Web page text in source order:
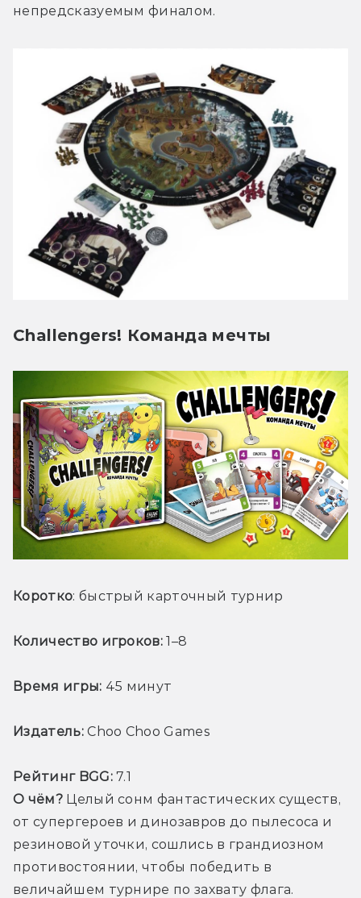
непредсказуемым финалом.
Challengers! Команда мечты
Коротко: быстрый карточный турнир
Количество игроков: 1–8
Время игры: 45 минут
Издатель: Choo Choo Games
Рейтинг BGG: 7.1
О чём? Целый сонм фантастических существ,
от супергероев и динозавров до пылесоса и
резиновой уточки, сошлись в грандиозном
противостоянии, чтобы победить в
величайшем турнире по захвату флага.